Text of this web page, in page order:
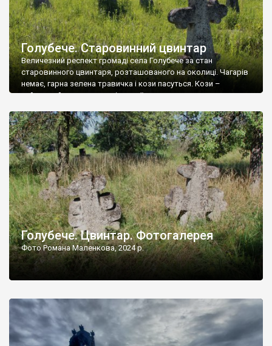
Голубече. Старовинний цвинтар
Величезний респект громаді села Голубече за стан
старовинного цвинтаря, розташованого на околиці. Чагарів
немає, гарна зелена травичка і кози пасуться. Кози –
найкращий регулятор шкідливої, для старих кладовищ,
бруньками, кози ті бруньки обгризають, бо то улюблений
делікатес. На цвинтарі у Голубечому ціла колекція
різноманітних форм хрестів. Село відносно невелике, […]
Голубече. Цвинтар. Фотогалерея
Фото Романа Маленкова, 2024 р.